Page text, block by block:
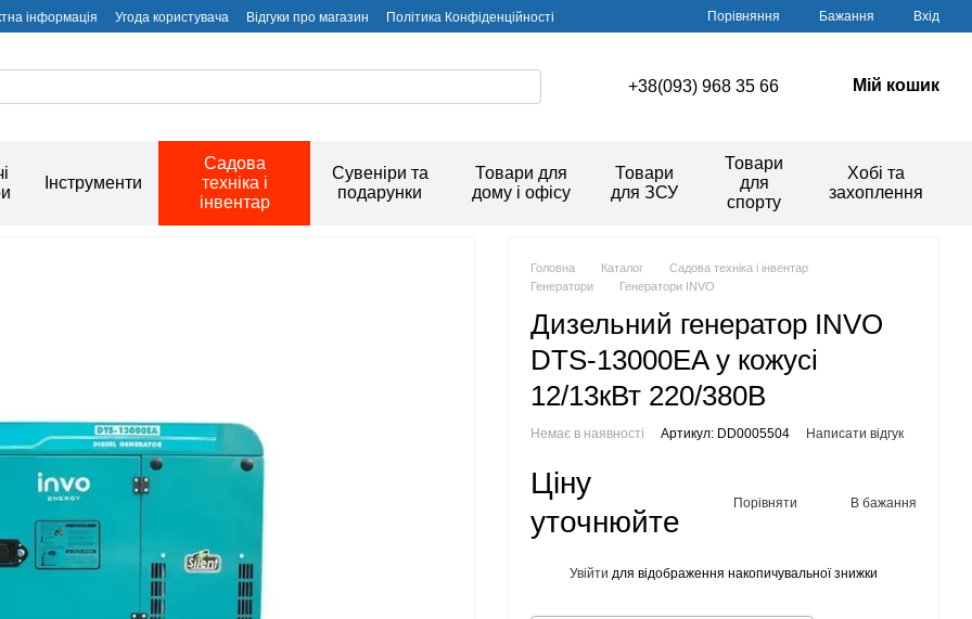
інформація Угода користувача Відгуки про магазин Політика Конфіденційності Порівняння Бажання Вхід
+38(093) 968 35 66 Мій кошик
Інструменти
Садова
техніка і
інвентар
Сувеніри та
подарунки
Товари для
дому і офісу
Товари
для ЗСУ
Товари
для
спорту
Хобі та
захоплення
Головна Каталог
Садова техніка і інвентар
Генератори
Генератори INVO
Дизельний генератор INVO
DTS-13000EA у кожусі
12/13кВт 220/380В
Немає в наявності Артикул: DD0005504 Написати відгук
Ціну
уточнюйте
Порівняти В бажання
Увійти для відображення накопичувальної знижки